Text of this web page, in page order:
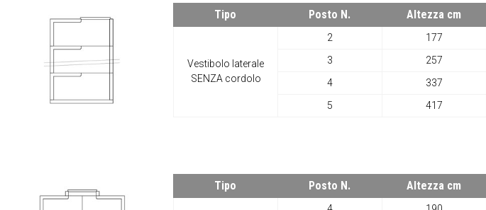
Tipo Posto N. Altezza cm
Vestibolo laterale
SENZA cordolo
2 177
3
257
4
337
5
417
Tipo Posto N. Altezza cm